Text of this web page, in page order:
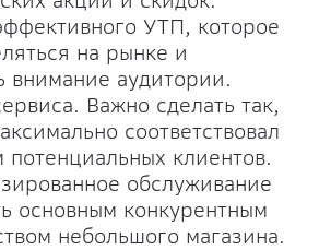
УТП, которое
на рынке и
внимание аудитории.
Важно сделать так,
соответствовал
клиентов.
обслуживание
основным конкурентным
небольшого магазина.